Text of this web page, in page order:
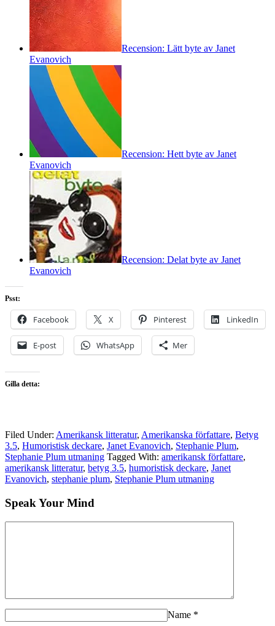
Recension: Lätt byte av Janet
Evanovich
Recension: Hett byte av Janet
Evanovich
Recension: Delat byte av Janet
Evanovich
Psst:
Facebook X Pinterest LinkedIn
E-post WhatsApp Mer
Gilla detta:
Filed Under: Amerikansk litteratur, Amerikanska författare, Betyg
3.5, Humoristisk deckare, Janet Evanovich, Stephanie Plum,
Stephanie Plum utmaning Tagged With: amerikansk författare,
amerikansk litteratur, betyg 3.5, humoristisk deckare, Janet
Evanovich, stephanie plum, Stephanie Plum utmaning
Speak Your Mind
Name *